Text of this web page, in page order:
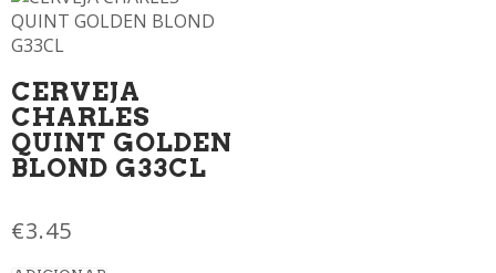
CERVEJA
CHARLES
QUINT GOLDEN
BLOND G33CL
€3.45